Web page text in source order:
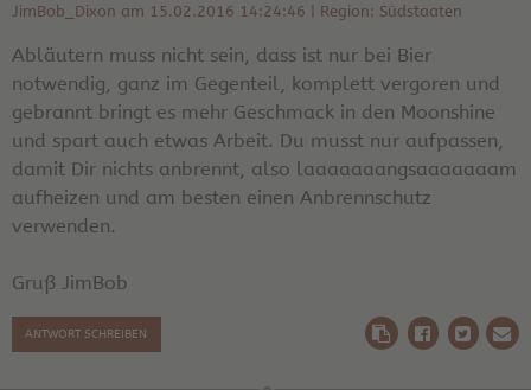
JimBob_Dixon am 15.02.2016 14:24:46 | Region: Südstaaten
Abläutern muss nicht sein, dass ist nur bei Bier
notwendig, ganz im Gegenteil, komplett vergoren und
gebrannt bringt es mehr Geschmack in den Moonshine
und spart auch etwas Arbeit. Du musst nur aufpassen,
damit Dir nichts anbrennt, also laaaaaaangsaaaaaaam
aufheizen und am besten einen Anbrennschutz
verwenden.
Gruß JimBob
ANTWORT SCHREIBEN